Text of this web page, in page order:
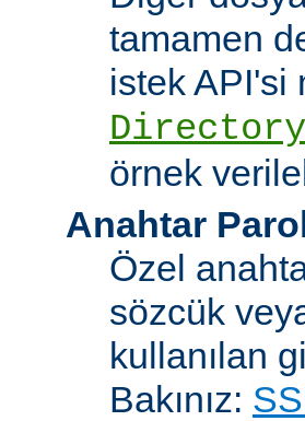
tamamen
istek API'si
örnek
Anahtar
Özel
sözcük
kullanılan
Bakınız: